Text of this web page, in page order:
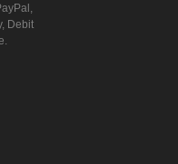
Debit